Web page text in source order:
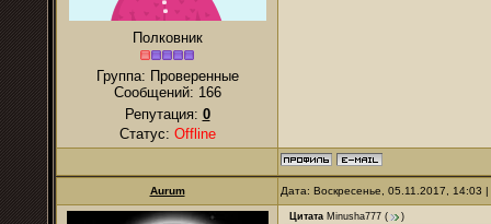
Полковник
Группа: Проверенные
Сообщений: 166
Репутация: 0
Статус: Offline
Aurum Дата: Воскресенье, 05.11.2017,
Цитата Minusha777 (
)